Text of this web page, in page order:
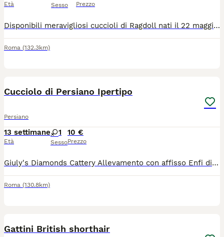
Età Sesso Prezzo
Disponibili meravigliosi cuccioli di Ragdoll nati il 22 maggio Colori maschietti blue Mitted, Seal Mitted Colori femminucce blue Mitted, Seal Mitted e blue Mitted Siamo i cuccioli dolcissimi e pronti per trovare una famiglia amorevole Siamo in un ambiente sereno, abituati al contatto umano e alle coccole...verremo ceduti abituati alla lettiera e svezzati. Siamo dolcissimi , affettuosi e perfetti per la compagnia...verremo ceduti completamente autonomi e pronti per raggiungere la nostra nuova famiglia! Siamo a Roma Se ti sei già innamorato di una di noi, puoi prenotarci fin da subito! Entrambi i genitori sono testati e negativi per le principali malattie genetiche della razza, tra cui HCM (cardiomiopatia ipertrofica) ,oltre a FIV e FeLV. Verremo ceduti con: - Libretto sanitario - sverminazione effettuata( due volte) - primo vaccino -Abituati alla lettiera e alla vita in casa Prenotazioni già aperte! Femminucce 650€ Maschietti 600€ Per ulteriori informazioni contattatemi al 350 884 4326 o tramite whatsapp grazie. Possibilità di vederli dal vivo
Roma (132.3km)
Cucciolo di Persiano Ipertipo
Persiano
13 settimane
Età
1
Sesso
10 €
Prezzo
Giuly's Diamonds Cattery Allevamento con affisso Enfi di Gatti Persiani e Exotic Shorthair. I cuccioli verranno ceduti al compimento dei tre mesi di vita con: due vaccini, due sverminazioni, antiparassitario, certificato di buona salute e pedigree. I Genitori dei cuccioli sono esenti dalle malattie genetiche e trasmissibili fiv-felv-pkd. Possibilità di trasporto in tutta Italia. Non sono in regalo. Prezzo simbolico. Per maggiori info 3515547598
Roma (130.8km)
Gattini British shorthair